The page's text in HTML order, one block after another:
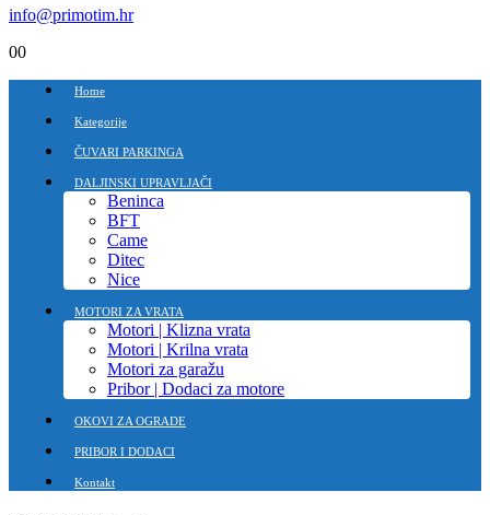
info@primotim.hr
00
Home
Kategorije
ČUVARI PARKINGA
DALJINSKI UPRAVLJAČI
Beninca
BFT
Came
Ditec
Nice
MOTORI ZA VRATA
Motori | Klizna vrata
Motori | Krilna vrata
Motori za garažu
Pribor | Dodaci za motore
OKOVI ZA OGRADE
PRIBOR I DODACI
Kontakt